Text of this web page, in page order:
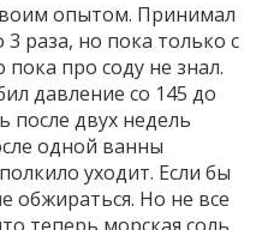
опытом. Принимал
раза, но пока только с
про соду не знал.
давление со 145 до
после двух недель
одной ванны
уходит. Если бы
обжираться. Но не все